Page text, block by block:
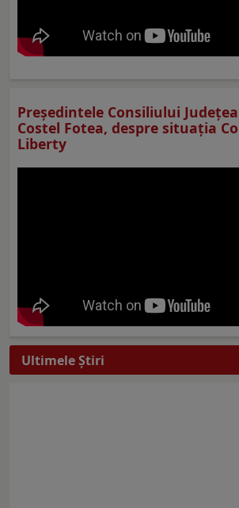
Preşedintele Consiliului
Costel Fotea, despre situaţia
Liberty
Ultimele Ştiri